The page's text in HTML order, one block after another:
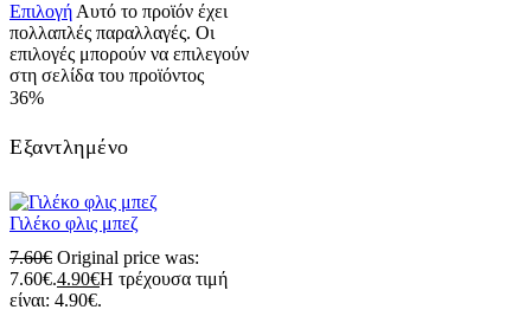
Επιλογή Αυτό το προϊόν έχει
πολλαπλές παραλλαγές. Οι
επιλογές μπορούν να επιλεγούν
στη σελίδα του προϊόντος
36%
Εξαντλημένο
Γιλέκο φλις μπεζ
7.60€ Original price was:
7.60€.4.90€Η τρέχουσα τιμή
είναι: 4.90€.